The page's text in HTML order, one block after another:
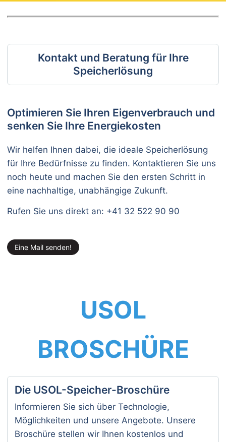
Kontakt und Beratung für Ihre
Speicherlösung
Optimieren Sie Ihren Eigenverbrauch und
senken Sie Ihre Energiekosten
Wir helfen Ihnen dabei, die ideale Speicherlösung
für Ihre Bedürfnisse zu finden. Kontaktieren Sie uns
noch heute und machen Sie den ersten Schritt in
eine nachhaltige, unabhängige Zukunft.
Rufen Sie uns direkt an: +41 32 522 90 90
Eine Mail senden!
USOL
BROSCHÜRE
Die USOL-Speicher-Broschüre
Informieren Sie sich über Technologie,
Möglichkeiten und unsere Angebote. Unsere
Broschüre stellen wir Ihnen kostenlos und